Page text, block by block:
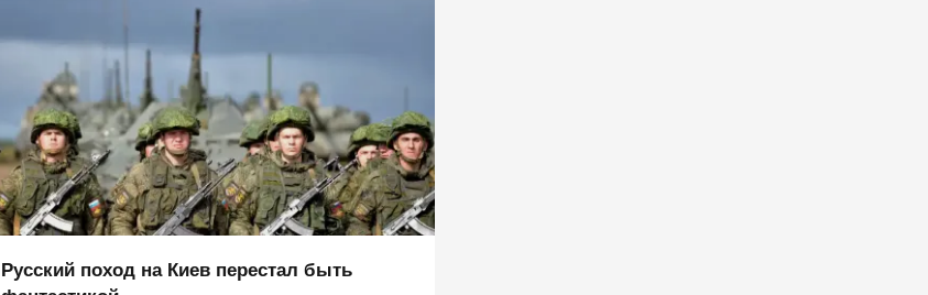
Русский поход на Киев перестал быть